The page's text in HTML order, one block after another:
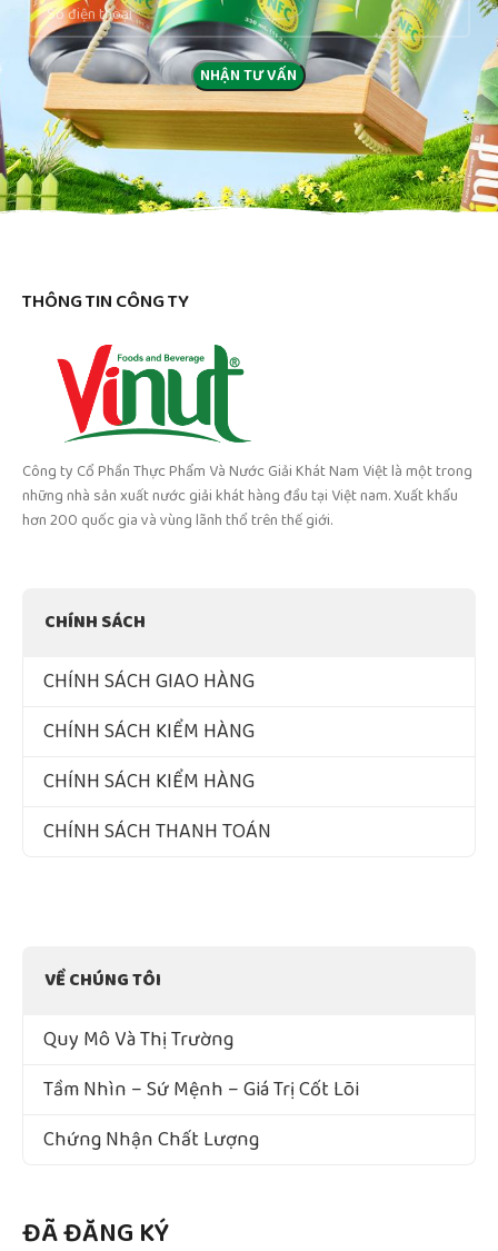
THÔNG TIN CÔNG TY
Công ty Cổ Phần Thực Phẩm Và Nước Giải Khát Nam Việt là một trong
những nhà sản xuất nước giải khát hàng đầu tại Việt nam. Xuất khẩu
hơn 200 quốc gia và vùng lãnh thổ trên thế giới.
CHÍNH SÁCH
CHÍNH SÁCH GIAO HÀNG
CHÍNH SÁCH KIỂM HÀNG
CHÍNH SÁCH KIỂM HÀNG
CHÍNH SÁCH THANH TOÁN
VỀ CHÚNG TÔI
Quy Mô Và Thị Trường
Tầm Nhìn – Sứ Mệnh – Giá Trị Cốt Lõi
Chứng Nhận Chất Lượng
ĐÃ ĐĂNG KÝ